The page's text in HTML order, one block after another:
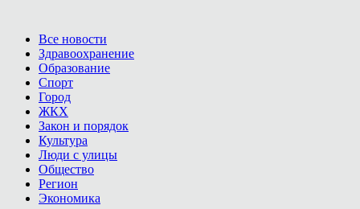
Все новости
Здравоохранение
Образование
Спорт
Город
ЖКХ
Закон и порядок
Культура
Люди с улицы
Общество
Регион
Экономика